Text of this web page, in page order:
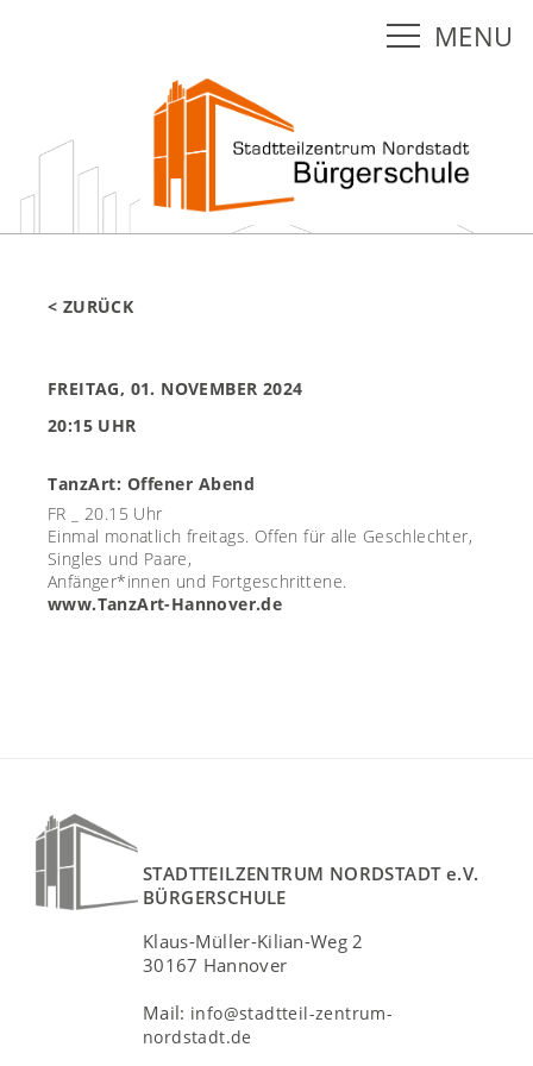
< ZURÜCK
FREITAG, 01. NOVEMBER 2024
20:15 UHR
TanzArt: Offener Abend
FR _ 20.15 Uhr
Einmal monatlich freitags. Offen für alle Geschlechter,
Singles und Paare,
Anfänger*innen und Fortgeschrittene.
www.TanzArt-Hannover.de
STADTTEILZENTRUM NORDSTADT e.V.
BÜRGERSCHULE
Klaus-Müller-Kilian-Weg 2
30167 Hannover
Mail: info@stadtteil-zentrum-
nordstadt.de
MENU